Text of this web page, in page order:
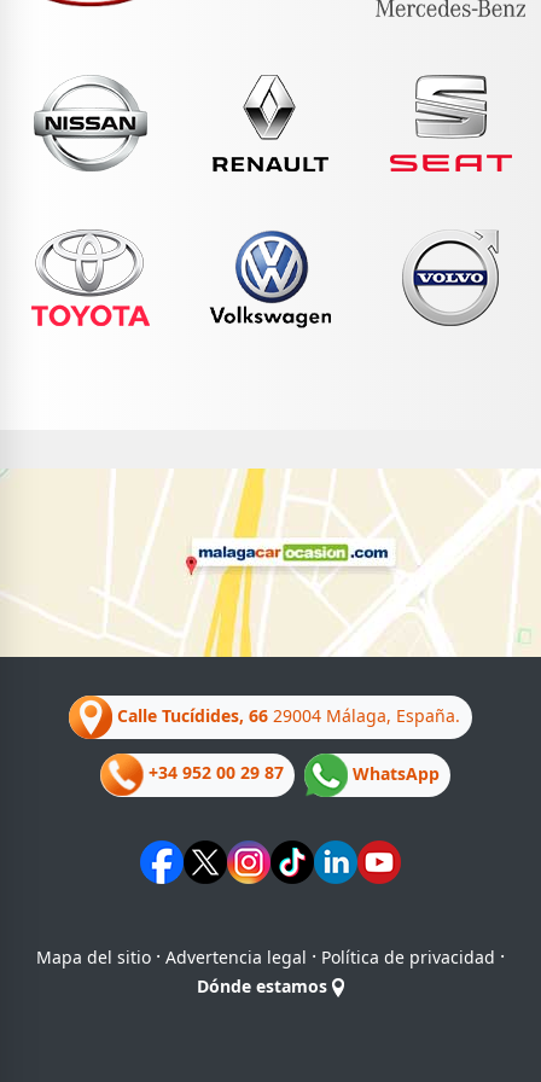
Calle Tucídides, 66 29004 Málaga, España.
+34 952 00 29 87 WhatsApp
Mapa del sitio · Advertencia legal · Política de privacidad ·
Dónde estamos